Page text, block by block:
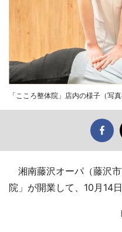
「こころ整体院」店内の様子（写
湘南藤沢オーパ（藤沢
院」が開業して、10月14